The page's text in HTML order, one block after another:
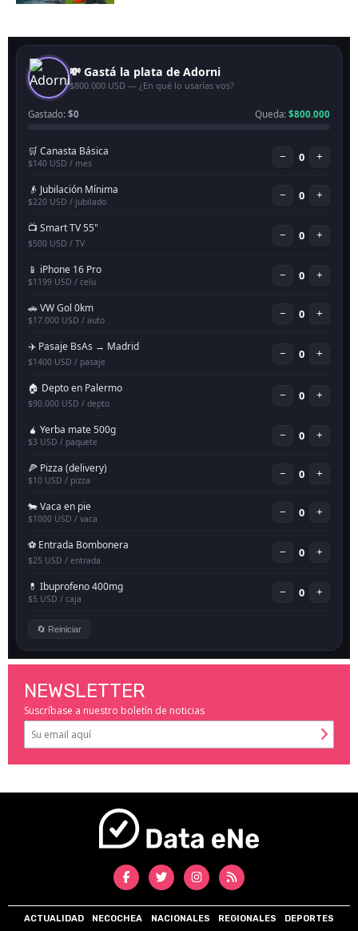
NEWSLETTER
Suscríbase a nuestro boletín de noticias
ACTUALIDAD NECOCHEA NACIONALES REGIONALES DEPORTES